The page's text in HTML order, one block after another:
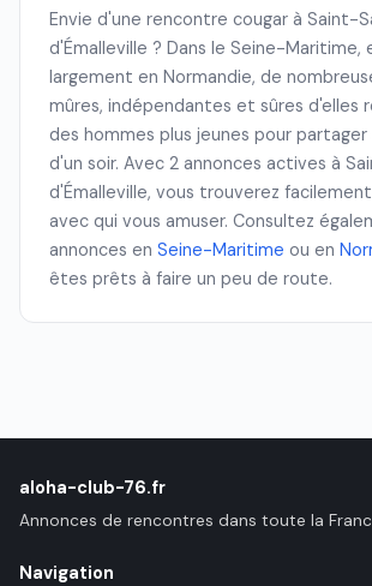
Envie d'une rencontre cougar à Saint-
d'Émalleville ? Dans le Seine-Maritime,
largement en Normandie, de
mûres, indépendantes et sûres d'elles
des hommes plus jeunes pour partager
d'un soir. Avec 2 annonces actives à
d'Émalleville, vous trouverez
avec qui vous amuser. Consultez
annonces en Seine-Maritime ou en
êtes prêts à faire un peu de route.
aloha-club-76.fr
Annonces de rencontres dans toute la
Navigation